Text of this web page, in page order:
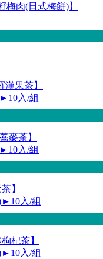
梅肉(日式梅餅)】
漢果茶】
入/組
麥茶】
入/組
】
入/組
杞茶】
入/組